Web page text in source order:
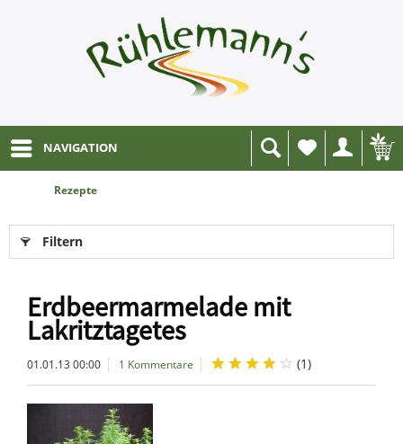
NAVIGATION
Wunschliste
Rezepte
Filtern
Erdbeermarmelade mit
Lakritztagetes
01.01.13 00:00 1 Kommentare (1)